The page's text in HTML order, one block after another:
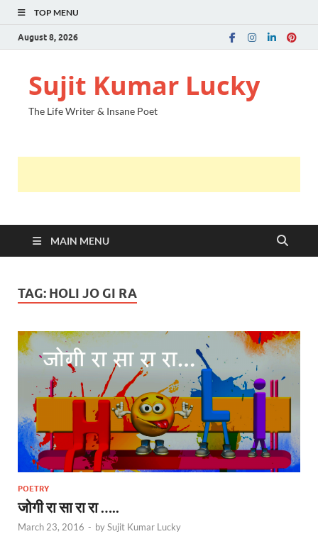
TOP MENU
August 8, 2026
Sujit Kumar Lucky
The Life Writer & Insane Poet
MAIN MENU
TAG: HOLI JO GI RA
POETRY
जोगी रा सा रा रा …..
March 23, 2016 - bySujit Kumar Lucky